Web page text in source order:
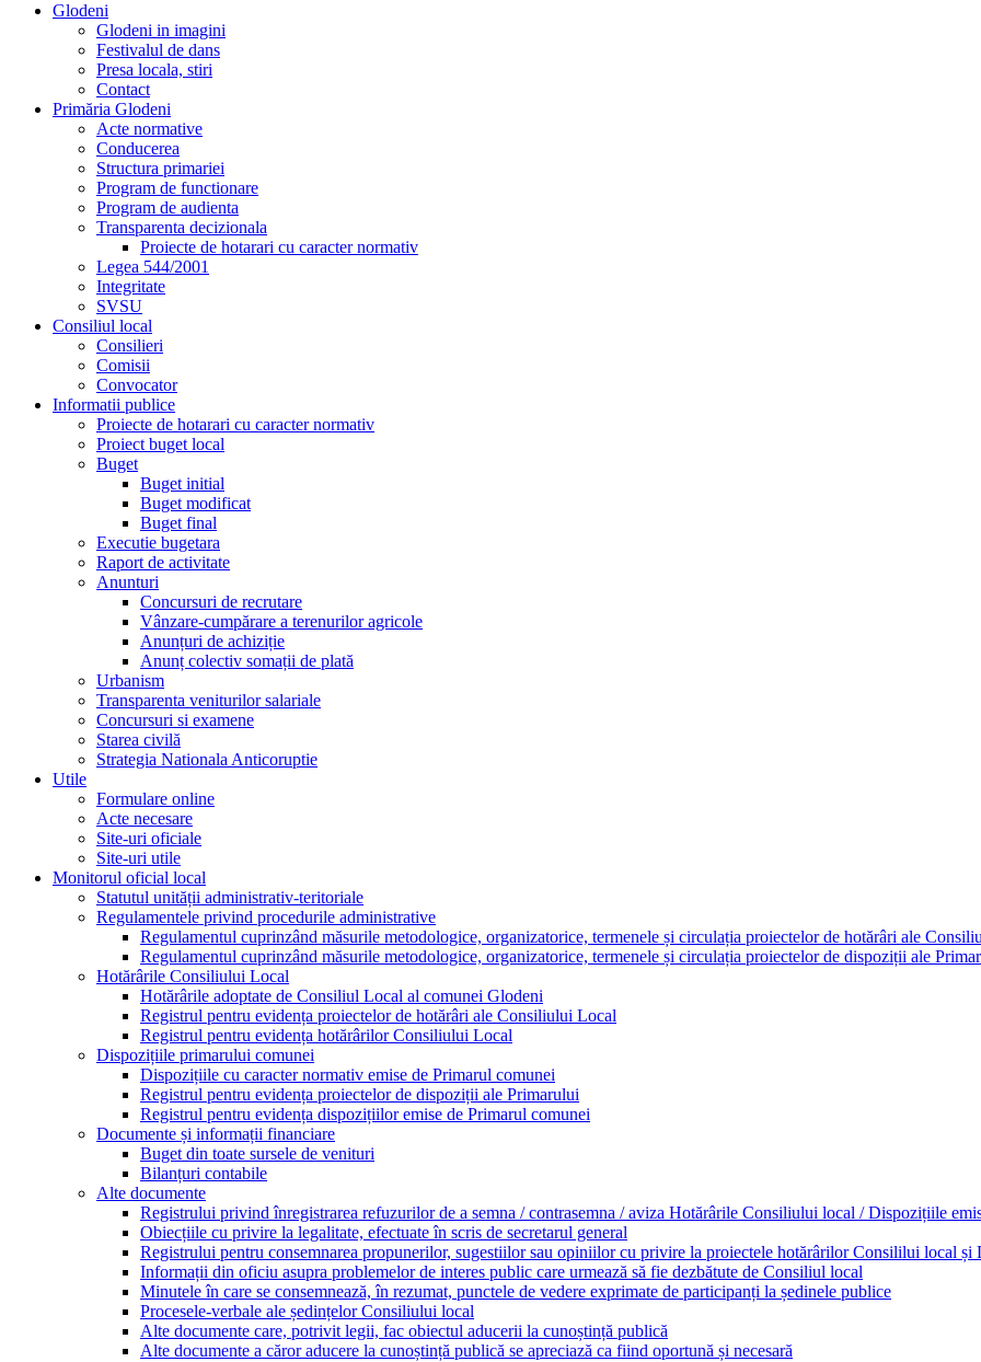
Glodeni
Glodeni in imagini
Festivalul de dans
Presa locala, stiri
Contact
Primăria Glodeni
Acte normative
Conducerea
Structura primariei
Program de functionare
Program de audienta
Transparenta decizionala
Proiecte de hotarari cu caracter normativ
Legea 544/2001
Integritate
SVSU
Consiliul local
Consilieri
Comisii
Convocator
Informatii publice
Proiecte de hotarari cu caracter normativ
Proiect buget local
Buget
Buget initial
Buget modificat
Buget final
Executie bugetara
Raport de activitate
Anunturi
Concursuri de recrutare
Vânzare-cumpărare a terenurilor agricole
Anunțuri de achiziție
Anunț colectiv somații de plată
Urbanism
Transparenta veniturilor salariale
Concursuri si examene
Starea civilă
Strategia Nationala Anticoruptie
Utile
Formulare online
Acte necesare
Site-uri oficiale
Site-uri utile
Monitorul oficial local
Statutul unității administrativ-teritoriale
Regulamentele privind procedurile administrative
Regulamentul cuprinzând măsurile metodologice, organizatorice, termenele și circulația proiectelor de hotărâri ale
Regulamentul cuprinzând măsurile metodologice, organizatorice, termenele și circulația proiectelor de dispoziții ale
Hotărârile Consiliului Local
Hotărârile adoptate de Consiliul Local al comunei Glodeni
Registrul pentru evidența proiectelor de hotărâri ale Consiliului Local
Registrul pentru evidența hotărârilor Consiliului Local
Dispozițiile primarului comunei
Dispozițiile cu caracter normativ emise de Primarul comunei
Registrul pentru evidența proiectelor de dispoziții ale Primarului
Registrul pentru evidența dispozițiilor emise de Primarul comunei
Documente și informații financiare
Buget din toate sursele de venituri
Bilanțuri contabile
Alte documente
Registrului privind înregistrarea refuzurilor de a semna / contrasemna / aviza Hotărârile Consiliului local / Dispozițiile
Obiecțiile cu privire la legalitate, efectuate în scris de secretarul general
Registrului pentru consemnarea propunerilor, sugestiilor sau opiniilor cu privire la proiectele hotărârilor Consililui local
Informații din oficiu asupra problemelor de interes public care urmează să fie dezbătute de Consiliul local
Minutele în care se consemnează, în rezumat, punctele de vedere exprimate de participanți la ședinele publice
Procesele-verbale ale ședințelor Consiliului local
Alte documente care, potrivit legii, fac obiectul aducerii la cunoștință publică
Alte documente a căror aducere la cunoștință publică se apreciază ca fiind oportună și necesară